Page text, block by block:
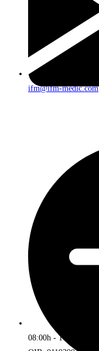
ifm@ifm-medic.com
08:00h - 16:00h